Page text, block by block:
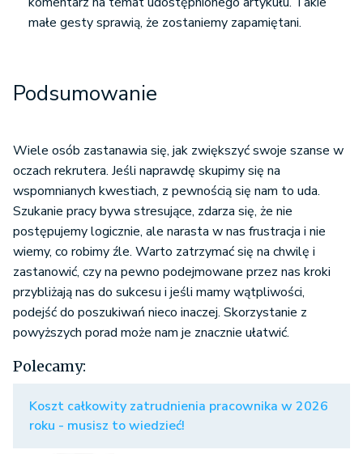
małe gesty sprawią, że zostaniemy zapamiętani.
Podsumowanie
Wiele osób zastanawia się, jak zwiększyć swoje szanse w
oczach rekrutera. Jeśli naprawdę skupimy się na
wspomnianych kwestiach, z pewnością się nam to uda.
Szukanie pracy bywa stresujące, zdarza się, że nie
postępujemy logicznie, ale narasta w nas frustracja i nie
wiemy, co robimy źle. Warto zatrzymać się na chwilę i
zastanowić, czy na pewno podejmowane przez nas kroki
przybliżają nas do sukcesu i jeśli mamy wątpliwości,
podejść do poszukiwań nieco inaczej. Skorzystanie z
powyższych porad może nam je znacznie ułatwić.
Polecamy:
Koszt całkowity zatrudnienia pracownika w 2026
roku - musisz to wiedzieć!